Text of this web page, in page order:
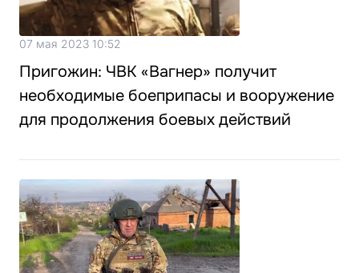
07 мая 2023 10:52
Пригожин: ЧВК «Вагнер» получит
необходимые боеприпасы и вооружение
для продолжения боевых действий